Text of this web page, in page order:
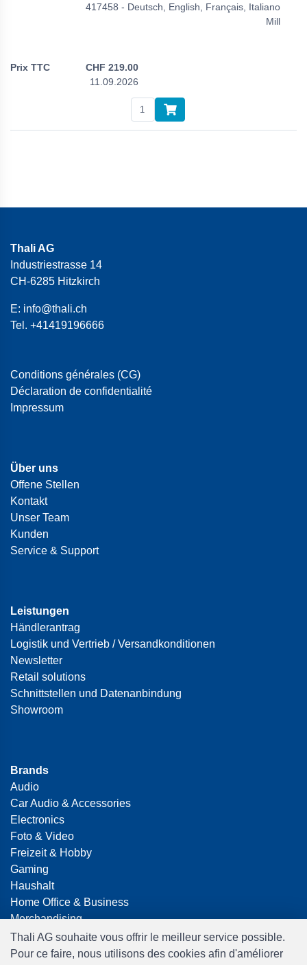
417458 - Deutsch, English, Français, Italiano
Mill
CHF 219.00
11.09.2026
Thali AG
Industriestrasse 14
CH-6285 Hitzkirch
E: info@thali.ch
Tel. +41419196666
Conditions générales (CG)
Déclaration de confidentialité
Impressum
Über uns
Offene Stellen
Kontakt
Unser Team
Kunden
Service & Support
Leistungen
Händlerantrag
Logistik und Vertrieb / Versandkonditionen
Newsletter
Retail solutions
Schnittstellen und Datenanbindung
Showroom
Brands
Audio
Car Audio & Accessories
Electronics
Foto & Video
Freizeit & Hobby
Gaming
Haushalt
Home Office & Business
Merchandising
Smart Home
Spielwaren
Thali AG souhaite vous offrir le meilleur service possible.
Pour ce faire, nous utilisons des cookies afin d'améliorer